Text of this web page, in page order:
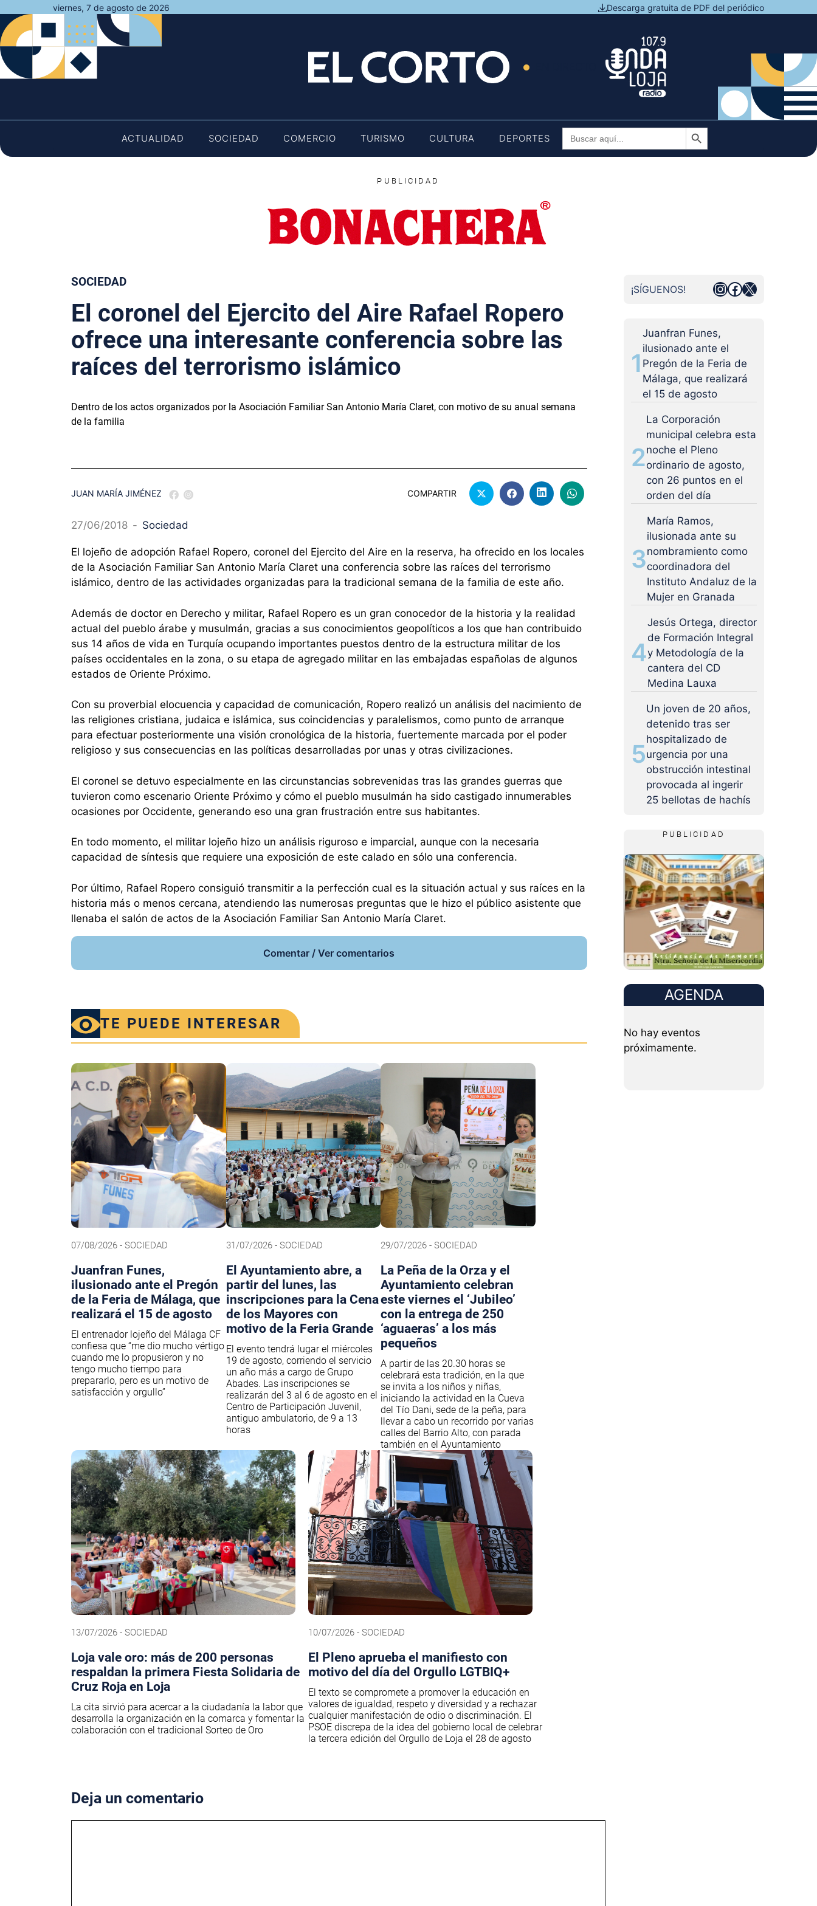
al
contenido
viernes, 7 de agosto de 2026 Descarga gratuita de PDF del periódico
ACTUALIDAD SOCIEDAD COMERCIO TURISMO CULTURA DEPORTES
Buscar: Botón de búsqueda
PUBLICIDAD
SOCIEDAD
El coronel del Ejercito del Aire Rafael Ropero
ofrece una interesante conferencia sobre las
raíces del terrorismo islámico
Dentro de los actos organizados por la Asociación Familiar San Antonio María Claret, con motivo de su anual semana
de la familia
JUAN MARÍA JIMÉNEZ COMPARTIR
27/06/2018 - Sociedad
El lojeño de adopción Rafael Ropero, coronel del Ejercito del Aire en la reserva, ha ofrecido en los locales
de la Asociación Familiar San Antonio María Claret una conferencia sobre las raíces del terrorismo
islámico, dentro de las actividades organizadas para la tradicional semana de la familia de este año.
Además de doctor en Derecho y militar, Rafael Ropero es un gran conocedor de la historia y la realidad
actual del pueblo árabe y musulmán, gracias a sus conocimientos geopolíticos a los que han contribuido
sus 14 años de vida en Turquía ocupando importantes puestos dentro de la estructura militar de los
países occidentales en la zona, o su etapa de agregado militar en las embajadas españolas de algunos
estados de Oriente Próximo.
Con su proverbial elocuencia y capacidad de comunicación, Ropero realizó un análisis del nacimiento de
las religiones cristiana, judaica e islámica, sus coincidencias y paralelismos, como punto de arranque
para efectuar posteriormente una visión cronológica de la historia, fuertemente marcada por el poder
religioso y sus consecuencias en las políticas desarrolladas por unas y otras civilizaciones.
El coronel se detuvo especialmente en las circunstancias sobrevenidas tras las grandes guerras que
tuvieron como escenario Oriente Próximo y cómo el pueblo musulmán ha sido castigado innumerables
ocasiones por Occidente, generando eso una gran frustración entre sus habitantes.
En todo momento, el militar lojeño hizo un análisis riguroso e imparcial, aunque con la necesaria
capacidad de síntesis que requiere una exposición de este calado en sólo una conferencia.
Por último, Rafael Ropero consiguió transmitir a la perfección cual es la situación actual y sus raíces en la
historia más o menos cercana, atendiendo las numerosas preguntas que le hizo el público asistente que
llenaba el salón de actos de la Asociación Familiar San Antonio María Claret.
Comentar / Ver comentarios
TE PUEDE INTERESAR
07/08/2026 - SOCIEDAD
Juanfran Funes,
ilusionado ante el Pregón
de la Feria de Málaga, que
realizará el 15 de agosto
El entrenador lojeño del Málaga CF
confiesa que “me dio mucho vértigo
cuando me lo propusieron y no
tengo mucho tiempo para
prepararlo, pero es un motivo de
satisfacción y orgullo”
31/07/2026 - SOCIEDAD
El Ayuntamiento abre, a
partir del lunes, las
inscripciones para la Cena
de los Mayores con
motivo de la Feria Grande
El evento tendrá lugar el miércoles
19 de agosto, corriendo el servicio
un año más a cargo de Grupo
Abades. Las inscripciones se
realizarán del 3 al 6 de agosto en el
Centro de Participación Juvenil,
antiguo ambulatorio, de 9 a 13
horas
29/07/2026 - SOCIEDAD
La Peña de la Orza y el
Ayuntamiento celebran
este viernes el ‘Jubileo’
con la entrega de 250
‘aguaeras’ a los más
pequeños
A partir de las 20.30 horas se
celebrará esta tradición, en la que
se invita a los niños y niñas,
iniciando la actividad en la Cueva
del Tío Dani, sede de la peña, para
llevar a cabo un recorrido por varias
calles del Barrio Alto, con parada
también en el Ayuntamiento
13/07/2026 - SOCIEDAD
Loja vale oro: más de 200 personas
respaldan la primera Fiesta Solidaria de
Cruz Roja en Loja
La cita sirvió para acercar a la ciudadanía la labor que
desarrolla la organización en la comarca y fomentar la
colaboración con el tradicional Sorteo de Oro
10/07/2026 - SOCIEDAD
El Pleno aprueba el manifiesto con
motivo del día del Orgullo LGTBIQ+
El texto se compromete a promover la educación en
valores de igualdad, respeto y diversidad y a rechazar
cualquier manifestación de odio o discriminación. El
PSOE discrepa de la idea del gobierno local de celebrar
la tercera edición del Orgullo de Loja el 28 de agosto
Deja un comentario
¡SÍGUENOS! Instagram
Facebook
X
1
Juanfran Funes,
ilusionado ante el
Pregón de la Feria de
Málaga, que realizará
el 15 de agosto
2
La Corporación
municipal celebra esta
noche el Pleno
ordinario de agosto,
con 26 puntos en el
orden del día
3
María Ramos,
ilusionada ante su
nombramiento como
coordinadora del
Instituto Andaluz de la
Mujer en Granada
4
Jesús Ortega, director
de Formación Integral
y Metodología de la
cantera del CD
Medina Lauxa
5
Un joven de 20 años,
detenido tras ser
hospitalizado de
urgencia por una
obstrucción intestinal
provocada al ingerir
25 bellotas de hachís
PUBLICIDAD
AGENDA
No hay eventos
próximamente.